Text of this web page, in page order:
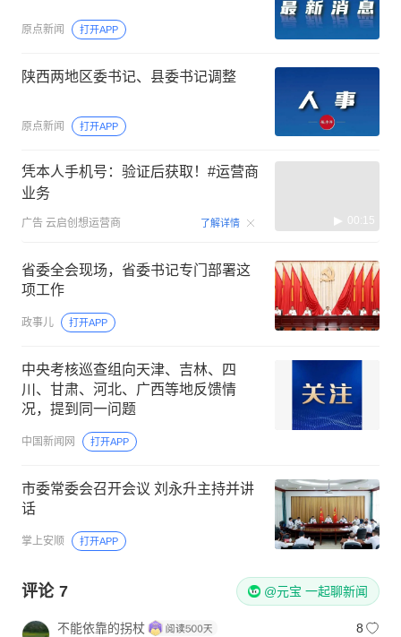
原点新闻 打开APP
陕西两地区委书记、县委书记调整
原点新闻 打开APP
凭本人手机号：验证后获取！#运营商
业务
广告 云启创想运营商 了解详情 00:15
省委全会现场，省委书记专门部署这
项工作
政事儿 打开APP
中央考核巡查组向天津、吉林、四
川、甘肃、河北、广西等地反馈情
况，提到同一问题
中国新闻网 打开APP
市委常委会召开会议 刘永升主持并讲
话
掌上安顺 打开APP
评论 7 @元宝 一起聊新闻
不能依靠的拐杖
8